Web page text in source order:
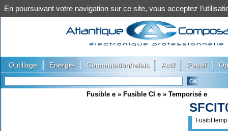
Outillage Energie Commutation/relais Actif Passif
Fusible e » Fusible CI e » Temporisé e
En poursuivant votre navigation sur ce site, vous acceptez